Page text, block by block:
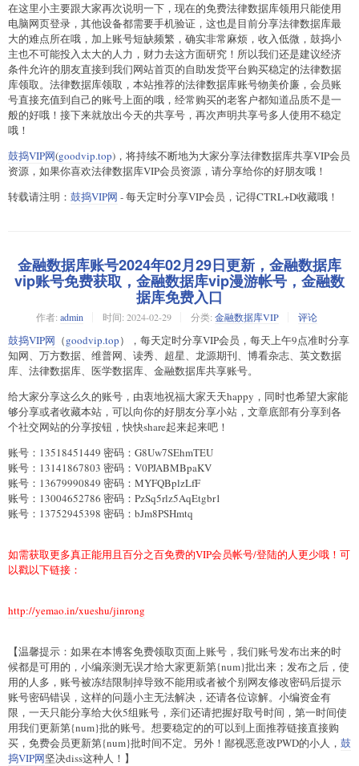
在这里小主要跟大家再次说明一下，现在的免费法律数据库领用只能使用
电脑网页登录，其他设备都需要手机验证，这也是目前分享法律数据库最
大的难点所在哦，加上账号短缺频繁，确实非常麻烦，收入低微，鼓捣小
主也不可能投入太大的人力，财力去这方面研究！所以我们还是建议经济
条件允许的朋友直接到我们网站首页的自助发货平台购买稳定的法律数据
库领取。法律数据库领取，本站推荐的法律数据库账号物美价廉，会员账
号直接充值到自己的账号上面的哦，经常购买的老客户都知道品质不是一
般的好哦！接下来就放出今天的共享号，再次声明共享号多人使用不稳定
哦！
鼓捣VIP网(goodvip.top)，将持续不断地为大家分享法律数据库共享VIP会员
资源，如果你喜欢法律数据库VIP会员资源，请分享给你的好朋友哦！
转载请注明： 鼓捣VIP网 - 每天定时分享VIP会员，记得CTRL+D收藏哦！
金融数据库账号2024年02月29日更新，金融数据库
vip账号免费获取，金融数据库vip漫游帐号，金融数
据库免费入口
作者: admin 时间: 2024-02-29 分类: 金融数据库VIP 评论
鼓捣VIP网 （goodvip.top），每天定时分享VIP会员，每天上午9点准时分享
知网、万方数据、维普网、读秀、超星、龙源期刊、博看杂志、英文数据
库、法律数据库、医学数据库、金融数据库共享账号。
给大家分享这么久的账号，由衷地祝福大家天天happy，同时也希望大家能
够分享或者收藏本站，可以向你的好朋友分享小站，文章底部有分享到各
个社交网站的分享按钮，快快share起来起来吧！
账号：13518451449 密码：G8Uw7SEhmTEU
账号：13141867803 密码：V0PJABMBpaKV
账号：13679990849 密码：MYFQBplzLfF
账号：13004652786 密码：PzSq5rlz5AqEtgbr1
账号：13752945398 密码：bJm8PSHmtq
如需获取更多真正能用且百分之百免费的VIP会员帐号/登陆的人更少哦！可
以戳以下链接：
http://yemao.in/xueshu/jinrong
【温馨提示：如果在本博客免费领取页面上账号，我们账号发布出来的时
候都是可用的，小编亲测无误才给大家更新第{num}批出来；发布之后，使
用的人多，账号被冻结限制掉导致不能用或者被个别网友修改密码后提示
账号密码错误，这样的问题小主无法解决，还请各位谅解。小编资金有
限，一天只能分享给大伙5组账号，亲们还请把握好取号时间，第一时间使
用我们更新第{num}批的账号。想要稳定的的可以到上面推荐链接直接购
买，免费会员更新第{num}批时间不定。另外！鄙视恶意改PWD的小人， 鼓
捣VIP网坚决diss这种人！】